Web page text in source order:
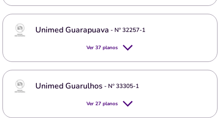
Unimed Guarapuava - Nº32257-1
Ver 37 planos
Unimed Guarulhos - Nº33305-1
Ver 27 planos